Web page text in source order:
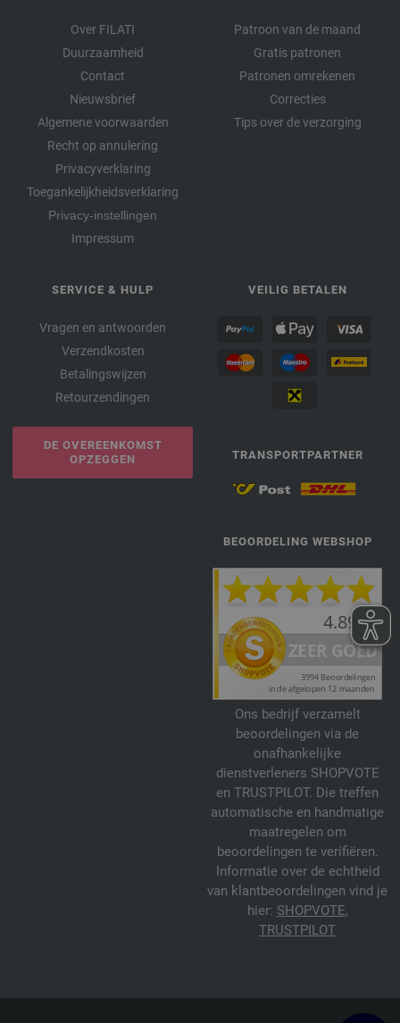
Over FILATI
Duurzaamheid
Contact
Nieuwsbrief
Algemene voorwaarden
Recht op annulering
Privacyverklaring
Toegankelijkheidsverklaring
Privacy-instellingen
Impressum
Patroon van de maand
Gratis patronen
Patronen omrekenen
Correcties
Tips over de verzorging
SERVICE & HULP
Vragen en antwoorden
Verzendkosten
Betalingswijzen
Retourzendingen
DE OVEREENKOMST
OPZEGGEN
VEILIG BETALEN
TRANSPORTPARTNER
BEOORDELING WEBSHOP
Ons bedrijf verzamelt
beoordelingen via de
onafhankelijke
dienstverleners SHOPVOTE
en TRUSTPILOT. Die treffen
automatische en handmatige
maatregelen om
beoordelingen te verifiëren.
Informatie over de echtheid
van klantbeoordelingen vind je
hier: SHOPVOTE,
TRUSTPILOT